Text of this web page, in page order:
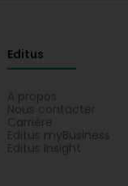
Editus
A propos
Nous contacter
Carrière
Editus myBusiness
Editus Insight